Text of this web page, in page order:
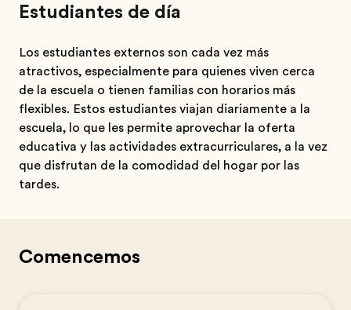
Estudiantes de día
Los estudiantes externos son cada vez más
atractivos, especialmente para quienes viven cerca
de la escuela o tienen familias con horarios más
flexibles. Estos estudiantes viajan diariamente a la
escuela, lo que les permite aprovechar la oferta
educativa y las actividades extracurriculares, a la vez
que disfrutan de la comodidad del hogar por las
tardes.
Comencemos